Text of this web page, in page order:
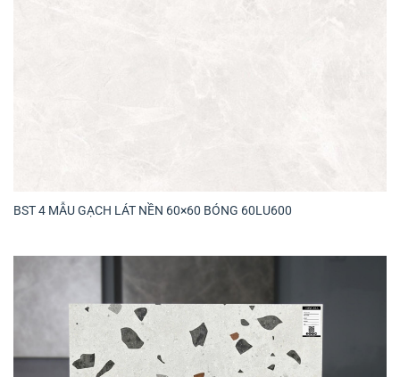
BST 4 MẪU GẠCH LÁT NỀN 60×60 BÓNG 60LU600